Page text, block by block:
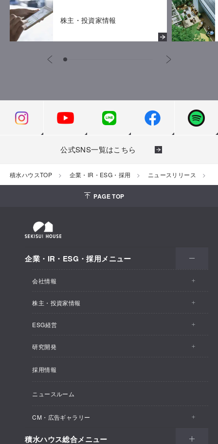
株主・投資家情報
公式SNS一覧はこちら
積水ハウスTOP 企業・IR・ESG・採用 ニュースリリース
PAGE TOP
企業・IR・ESG・採用メニュー
会社情報
会社情報トップ
事業概要
企業理念
株主・投資家情報
株主・投資家情報トップ
IRトピックス
経営計画
M.D.C. Holdings, Incの買収について
受注速報
ESG経営
ESG経営トップ
CEOメッセージ
ESG経営の方針・体制
マテリアリティ
研究開発
しあわせ住まい研究所
総合住宅研究所
採用情報
ニュースルーム
CM・広告ギャラリー
CM・広告ギャラリートップ
積水ハウス総合メニュー